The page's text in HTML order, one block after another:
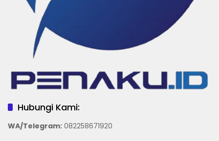
Hubungi Kami:
WA/Telegram: 082258671920